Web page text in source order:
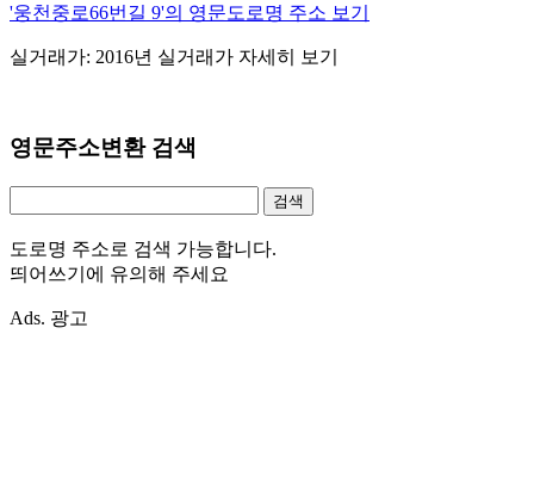
'웅천중로66번길 9'의 영문도로명 주소 보기
실거래가: 2016년 실거래가 자세히 보기
영문주소변환 검색
도로명 주소로 검색 가능합니다.
띄어쓰기에 유의해 주세요
Ads. 광고